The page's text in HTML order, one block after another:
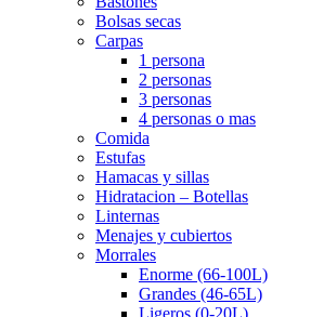
Bolsas secas
Carpas
1 persona
2 personas
3 personas
4 personas o mas
Comida
Estufas
Hamacas y sillas
Hidratacion – Botellas
Linternas
Menajes y cubiertos
Morrales
Enorme (66-100L)
Grandes (46-65L)